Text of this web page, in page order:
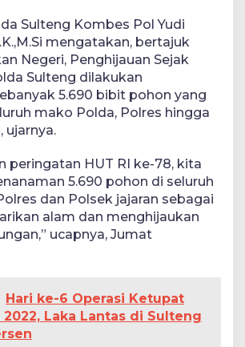
Sulteng Kombes Pol Yudi
mengatakan, bertajuk
Negeri, Penghijauan Sejak
Sulteng dilakukan
5.690 bibit pohon yang
mako Polda, Polres hingga
ujarnya.
peringatan HUT RI ke-78, kita
5.690 pohon di seluruh
dan Polsek jajaran sebagai
alam dan menghijaukan
ucapnya, Jumat
Hari ke-6 Operasi Ketupat
Laka Lantas di Sulteng